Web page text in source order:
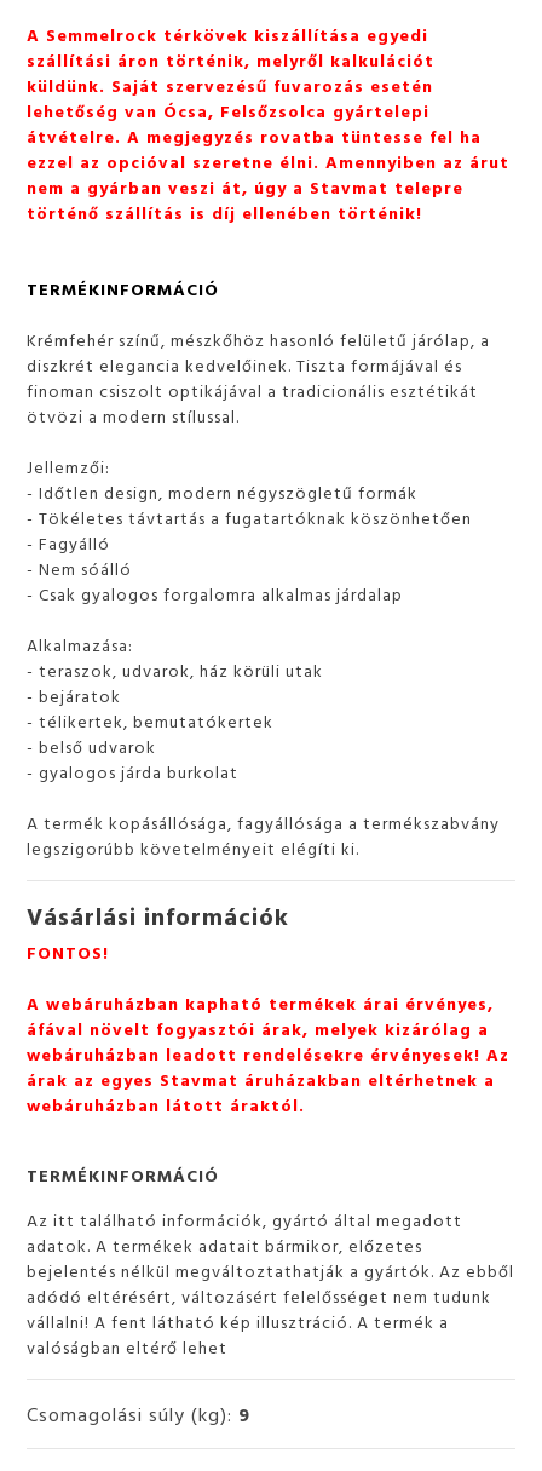
A Semmelrock térkövek kiszállítása egyedi
szállítási áron történik, melyről kalkulációt
küldünk. Saját szervezésű fuvarozás esetén
lehetőség van Ócsa, Felsőzsolca gyártelepi
átvételre. A megjegyzés rovatba tüntesse fel ha
ezzel az opcióval szeretne élni. Amennyiben az árut
nem a gyárban veszi át, úgy a Stavmat telepre
történő szállítás is díj ellenében történik!
TERMÉKINFORMÁCIÓ
Krémfehér színű, mészkőhöz hasonló felületű járólap, a
diszkrét elegancia kedvelőinek. Tiszta formájával és
finoman csiszolt optikájával a tradicionális esztétikát
ötvözi a modern stílussal.
Jellemzői:
- Időtlen design, modern négyszögletű formák
- Tökéletes távtartás a fugatartóknak köszönhetően
- Fagyálló
- Nem sóálló
- Csak gyalogos forgalomra alkalmas járdalap
Alkalmazása:
- teraszok, udvarok, ház körüli utak
- bejáratok
- télikertek, bemutatókertek
- belső udvarok
- gyalogos járda burkolat
A termék kopásállósága, fagyállósága a termékszabvány
legszigorúbb követelményeit elégíti ki.
Vásárlási információk
FONTOS!
A webáruházban kapható termékek árai érvényes,
áfával növelt fogyasztói árak, melyek kizárólag a
webáruházban leadott rendelésekre érvényesek! Az
árak az egyes Stavmat áruházakban eltérhetnek a
webáruházban látott áraktól.
TERMÉKINFORMÁCIÓ
Az itt található információk, gyártó által megadott
adatok. A termékek adatait bármikor, előzetes
bejelentés nélkül megváltoztathatják a gyártók. Az ebből
adódó eltérésért, változásért felelősséget nem tudunk
vállalni! A fent látható kép illusztráció. A termék a
valóságban eltérő lehet
Csomagolási súly (kg): 9